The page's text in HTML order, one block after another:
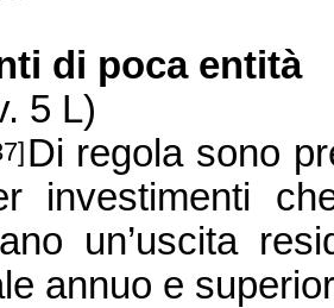
di poca entità
5 L)
Di regola sono
investimenti
un’uscita
annuo e